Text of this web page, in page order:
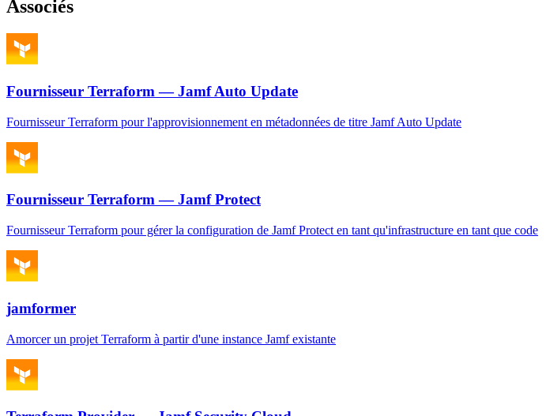
Associés
Fournisseur Terraform — Jamf Auto Update
Fournisseur Terraform pour l'approvisionnement en métadonnées de titre Jamf Auto Update
Fournisseur Terraform — Jamf Protect
Fournisseur Terraform pour gérer la configuration de Jamf Protect en tant qu'infrastructure en tant que code
jamformer
Amorcer un projet Terraform à partir d'une instance Jamf existante